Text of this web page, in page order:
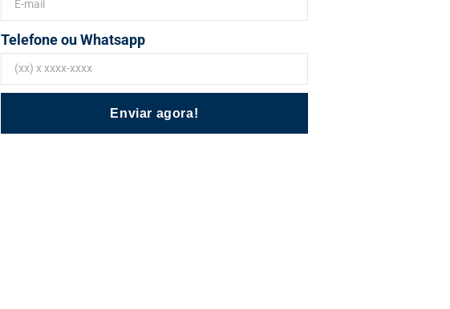
Telefone ou Whatsapp
Enviar agora!